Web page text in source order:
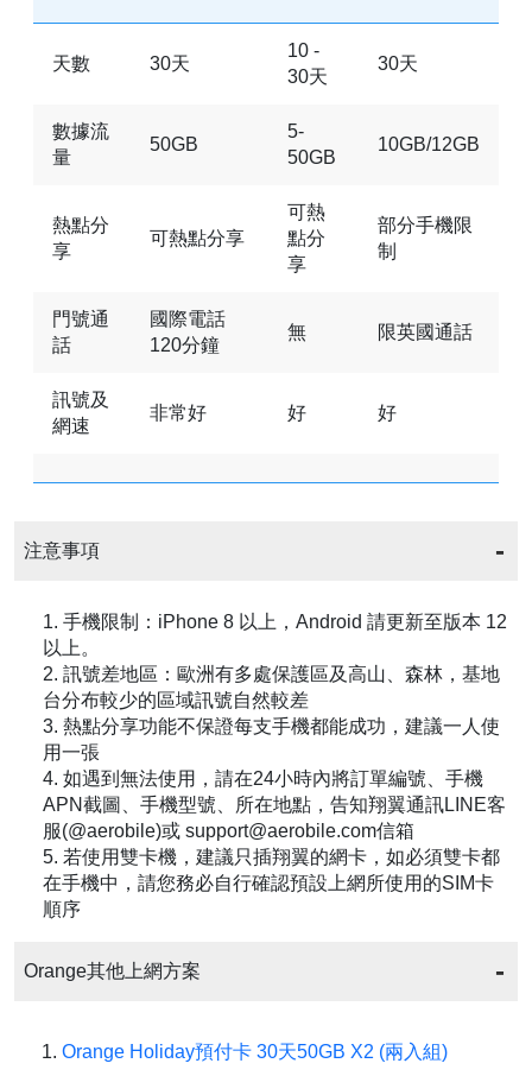
天數 30天
10 -
30天
30天
數據流
量
50GB
5-
50GB
10GB/12GB
熱點分
享
可熱點分享
可熱
點分
享
部分手機限
制
門號通
話
國際電話
120分鐘
無 限英國通話
訊號及
網速
非常好 好 好
注意事項
1. 手機限制：iPhone 8 以上，Android 請更新至版本 12
以上。
2. 訊號差地區：歐洲有多處保護區及高山、森林，基地
台分布較少的區域訊號自然較差
3. 熱點分享功能不保證每支手機都能成功，建議一人使
用一張
4. 如遇到無法使用，請在24小時內將訂單編號、手機
APN截圖、手機型號、所在地點，告知翔翼通訊LINE客
服(@aerobile)或 support@aerobile.com信箱
5. 若使用雙卡機，建議只插翔翼的網卡，如必須雙卡都
在手機中，請您務必自行確認預設上網所使用的SIM卡
順序
Orange其他上網方案
Orange Holiday預付卡 30天50GB X2 (兩入組)